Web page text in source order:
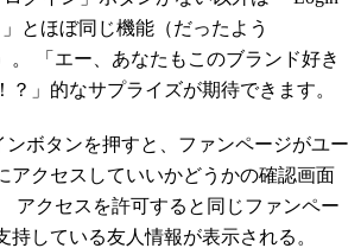
」とほぼ同じ機能（だったよう
。 「エー、あなたもこのブランド好き
？」的なサプライズが期待できます。
ボタンを押すと、ファンページがユー
アクセスしていいかどうかの確認画面
アクセスを許可すると同じファンペー
持している友人情報が表示される。